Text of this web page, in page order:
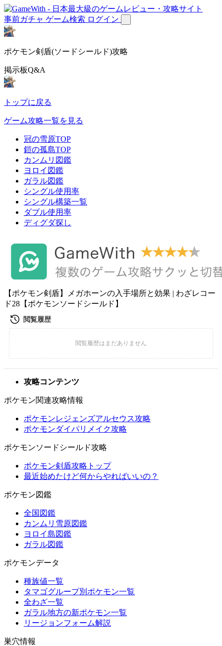
事前ガチャ ゲーム検索 ログイン
ポケモン剣盾(ソードシールド)攻略
掲示板Q&A
トップに戻る
ゲーム攻略一覧を見る
冠の雪原TOP
鎧の孤島TOP
カンムリ図鑑
ヨロイ図鑑
ガラル図鑑
シングル使用率
シングル構築一覧
ダブル使用率
ディグダ探し
【ポケモン剣盾】メガホーンの入手場所と効果 | わざレコー
ド28【ポケモンソードシールド】
攻略コンテンツ
ポケモン関連攻略情報
ポケモンレジェンズアルセウス攻略
ポケモンダイパリメイク攻略
ポケモンソードシールド攻略
ポケモン剣盾攻略トップ
最近始めたけど何からやればいいの？
ポケモン図鑑
全国図鑑
カンムリ雪原図鑑
ヨロイ島図鑑
ガラル図鑑
ポケモンデータ
種族値一覧
タマゴグループ別ポケモン一覧
全わざ一覧
ガラル地方の新ポケモン一覧
リージョンフォーム解説
巣穴情報